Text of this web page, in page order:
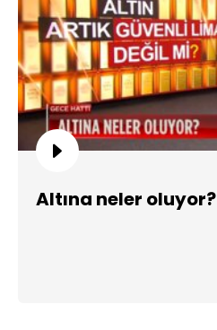
Altına neler oluyor?